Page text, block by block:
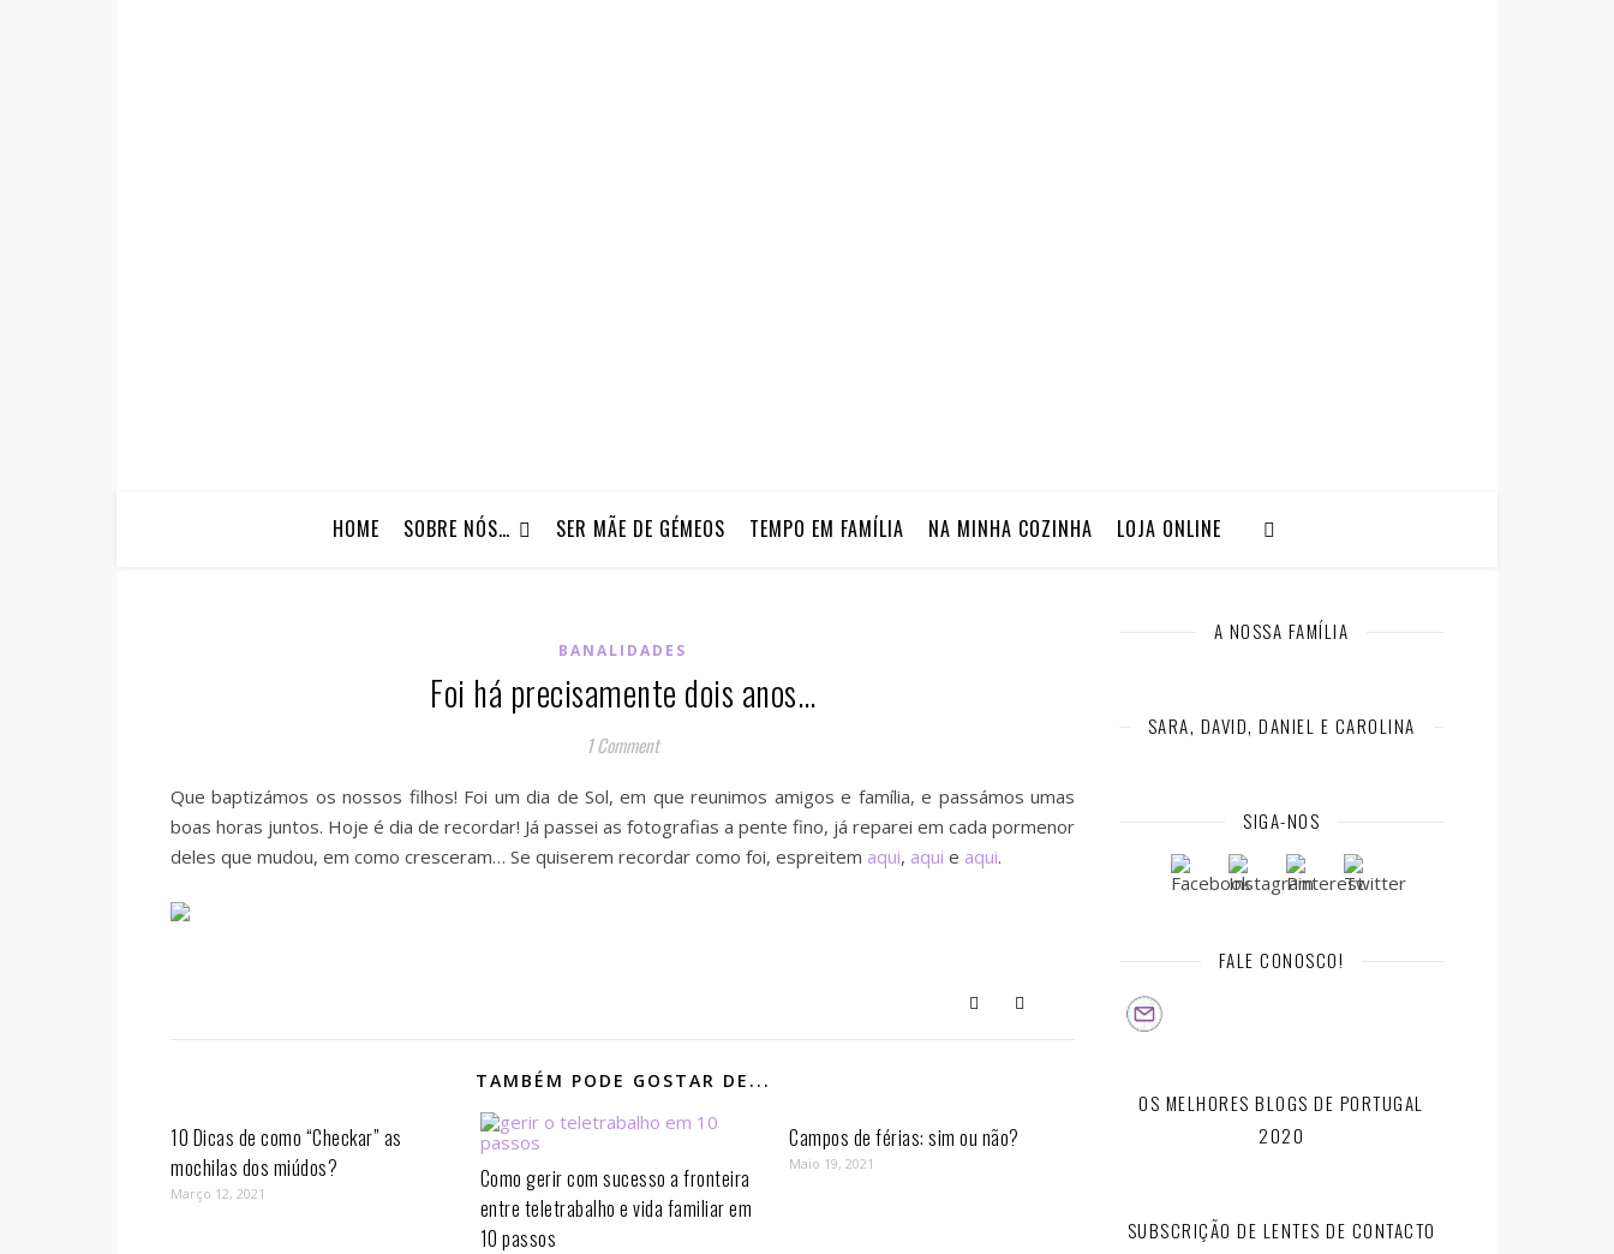
HOME SOBRE NÓS… SER MÃE DE GÉMEOS TEMPO EM FAMÍLIA NA MINHA COZINHA LOJA ONLINE
BANALIDADES
Foi há precisamente dois anos…
1 Comment
Que baptizámos os nossos filhos! Foi um dia de Sol, em que reunimos amigos e família, e passámos umas
boas horas juntos. Hoje é dia de recordar! Já passei as fotografias a pente fino, já reparei em cada pormenor
deles que mudou, em como cresceram… Se quiserem recordar como foi, espreitem aqui, aqui e aqui.
TAMBÉM PODE GOSTAR DE...
10 Dicas de como “Checkar” as
mochilas dos miúdos?
Março 12, 2021
Como gerir com sucesso a fronteira
entre teletrabalho e vida familiar em
10 passos⁣
Campos de férias: sim ou não?
Maio 19, 2021
A NOSSA FAMÍLIA
SARA, DAVID, DANIEL E CAROLINA
SIGA-NOS
FALE CONOSCO!
OS MELHORES BLOGS DE PORTUGAL
2020
SUBSCRIÇÃO DE LENTES DE CONTACTO